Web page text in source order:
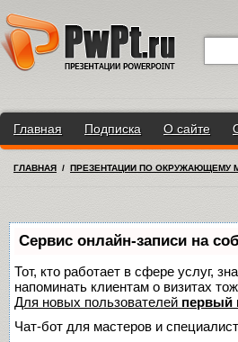
Главная Подписка О сайте
ГЛАВНАЯ / ПРЕЗЕНТАЦИИ ПО ОКРУЖАЮЩЕМУ
Сервис онлайн-записи на
Тот, кто работает в сфере услуг,
напоминать клиентам о визитах
Для новых пользователей первый
Чат-бот для мастеров и